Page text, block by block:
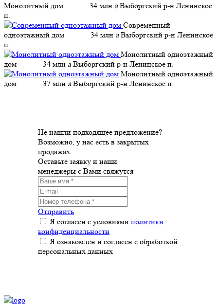
Монолитный дом 34 млн a Выборгский р-н Ленинское
п.
Современный
одноэтажный дом
34 млн a Выборгский р-н Ленинское
п.
Монолитный одноэтажный
дом
34 млн a Выборгский р-н Ленинское п.
Монолитный одноэтажный
дом
37 млн a Выборгский р-н Ленинское п.
Не нашли подходящее предложение?
Возможно, у нас есть в закрытых
продажах
Оставьте заявку и наши
менеджеры с Вами свяжутся
Отправить
Я согласен с условиями политики
конфиденциальности
Я ознакомлен и согласен с обработкой
персональных данных